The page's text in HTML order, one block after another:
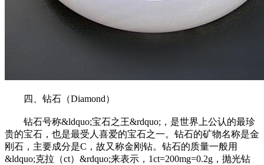
四、钻石（Diamond）
钻石号称&ldquo;宝石之王&rdquo;，是世界上公认的最珍
贵的宝石，也是最受人喜爱的宝石之一。钻石的矿物名称是金
刚石，主要成分是C，故又称金刚钻。钻石的质量一般用
&ldquo;克拉（ct）&rdquo;来表示，1ct=200mg=0.2g，抛光钻